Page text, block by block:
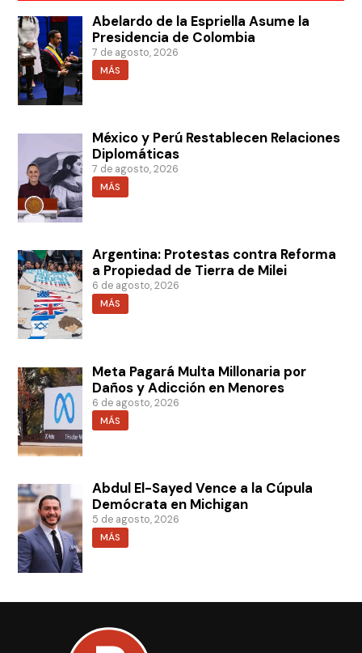
Abelardo de la Espriella Asume la
Presidencia de Colombia
7 de agosto, 2026
MÁS
México y Perú Restablecen Relaciones
Diplomáticas
7 de agosto, 2026
MÁS
Argentina: Protestas contra Reforma
a Propiedad de Tierra de Milei
6 de agosto, 2026
MÁS
Meta Pagará Multa Millonaria por
Daños y Adicción en Menores
6 de agosto, 2026
MÁS
Abdul El-Sayed Vence a la Cúpula
Demócrata en Michigan
5 de agosto, 2026
MÁS